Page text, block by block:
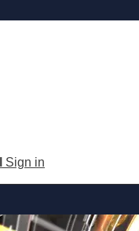
Sign in